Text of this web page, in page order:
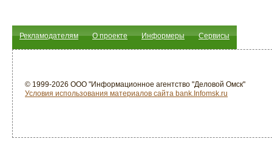
Рекламодателям О проекте Информеры Сервисы
© 1999-2026 ООО "Информационное агентство "Деловой Омск"
Условия использования материалов сайта bank.Infomsk.ru